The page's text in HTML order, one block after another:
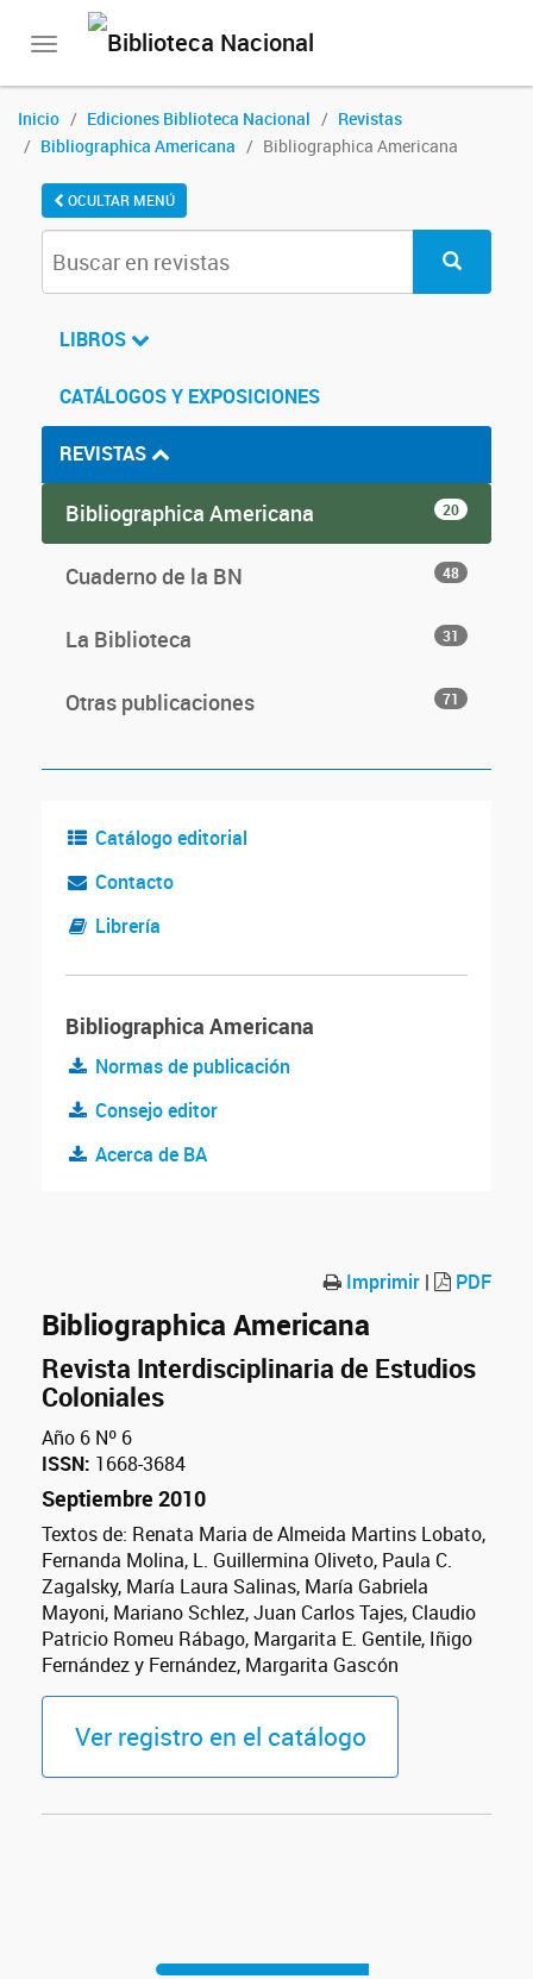
Toggle
Inicio Ediciones Biblioteca Nacional
Revistas
Bibliographica Americana
Bibliographica Americana
OCULTAR MENÚ
LIBROS
CATÁLOGOS Y EXPOSICIONES
REVISTAS
Bibliographica Americana 20
Cuaderno de la BN 48
La Biblioteca 31
Otras publicaciones 71
Catálogo editorial
Contacto
Librería
Bibliographica Americana
Normas de publicación
Consejo editor
Acerca de BA
Imprimir | PDF
Bibliographica Americana
Revista Interdisciplinaria de Estudios
Coloniales
Año 6 Nº 6
ISSN: 1668-3684
Septiembre 2010
Textos de: Renata Maria de Almeida Martins Lobato,
Fernanda Molina, L. Guillermina Oliveto, Paula C.
Zagalsky, María Laura Salinas, María Gabriela
Mayoni, Mariano Schlez, Juan Carlos Tajes, Claudio
Patricio Romeu Rábago, Margarita E. Gentile, Iñigo
Fernández y Fernández, Margarita Gascón
Ver registro en el catálogo